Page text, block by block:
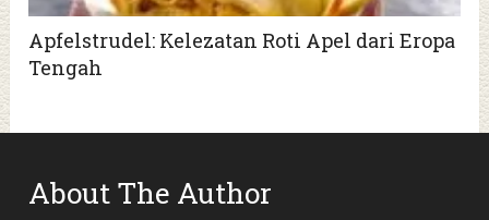
Apfelstrudel: Kelezatan Roti Apel dari Eropa
Tengah
About The Author